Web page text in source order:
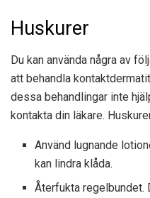
Huskurer
Du kan använda några av
att behandla
dessa behandlingar inte
kontakta din läkare.
Använd lugnande
kan lindra klåda.
Återfukta regelbundet.